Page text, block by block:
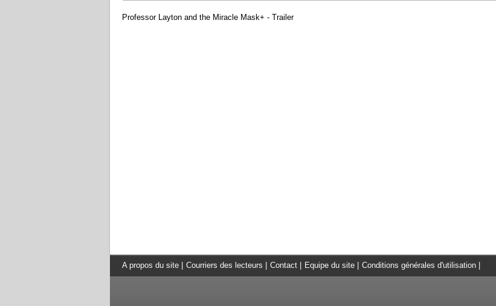
Professor Layton and the Miracle Mask+ - Trailer
A propos du site Courriers des lecteurs Contact Equipe du site Conditions générales d'utilisation